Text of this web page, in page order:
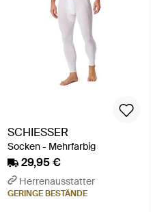
SCHIESSER
Socken - Mehrfarbig
29,95 €
Herrenausstatter
GERINGE BESTÄNDE